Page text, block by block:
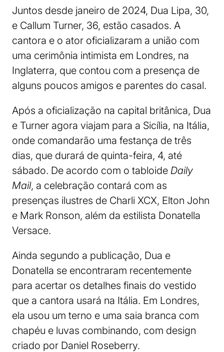
Juntos desde janeiro de 2024, Dua Lipa, 30,
e Callum Turner, 36, estão casados. A
cantora e o ator oficializaram a união com
uma cerimônia intimista em Londres, na
Inglaterra, que contou com a presença de
alguns poucos amigos e parentes do casal.
Após a oficialização na capital britânica, Dua
e Turner agora viajam para a Sicília, na Itália,
onde comandarão uma festança de três
dias, que durará de quinta-feira, 4, até
sábado. De acordo com o tabloide Daily
Mail, a celebração contará com as
presenças ilustres de Charli XCX, Elton John
e Mark Ronson, além da estilista Donatella
Versace.
Ainda segundo a publicação, Dua e
Donatella se encontraram recentemente
para acertar os detalhes finais do vestido
que a cantora usará na Itália. Em Londres,
ela usou um terno e uma saia branca com
chapéu e luvas combinando, com design
criado por Daniel Roseberry.